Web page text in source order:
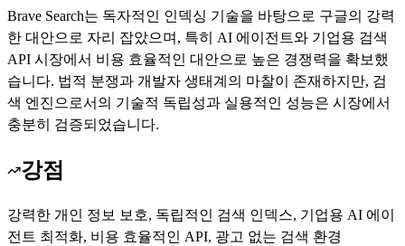
Brave Search는 독자적인 인덱싱 기술을 바탕으로 구글의 강력
한 대안으로 자리 잡았으며, 특히 AI 에이전트와 기업용 검색
API 시장에서 비용 효율적인 대안으로 높은 경쟁력을 확보했
습니다. 법적 분쟁과 개발자 생태계의 마찰이 존재하지만, 검
색 엔진으로서의 기술적 독립성과 실용적인 성능은 시장에서
충분히 검증되었습니다.
강점
강력한 개인 정보 보호, 독립적인 검색 인덱스, 기업용 AI 에이
전트 최적화, 비용 효율적인 API, 광고 없는 검색 환경